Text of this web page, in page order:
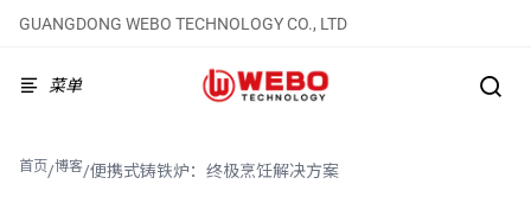
GUANGDONG WEBO TECHNOLOGY CO., LTD
菜单
首页/博客/便携式铸铁炉：终极烹饪解决方案